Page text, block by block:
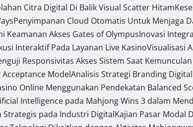
Citra Digital Di Balik Visual Scatter Hitam
Penyimpanan Cloud Otomatis Untuk Menjaga
Keamanan Akses Gates of OlympusInovasi
Interaktif Pada Layanan Live KasinoVisualisasi
Responsivitas Akses Sistem Saat
ModelAnalisis Strategi Branding
Online Menggunakan Pendekatan Balanced
Intelligence pada Mahjong Wins 3 dalam
Strategis pada Industri DigitalKajian Pasar Modal